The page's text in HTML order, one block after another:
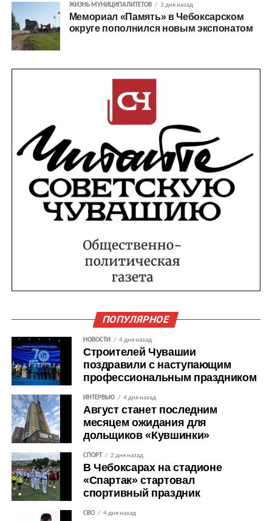
ЖИЗНЬ МУНИЦИПАЛИТЕТОВ 3 дня назад
Мемориал «Память» в Чебоксарском
округе пополнился новым экспонатом
ПОПУЛЯРНОЕ
НОВОСТИ 4 дня назад
Строителей Чувашии
поздравили с наступающим
профессиональным праздником
ИНТЕРВЬЮ 4 дня назад
Август станет последним
месяцем ожидания для
дольщиков «Кувшинки»
СПОРТ 2 дня назад
В Чебоксарах на стадионе
«Спартак» стартовал
спортивный праздник
СВО 4 дня назад